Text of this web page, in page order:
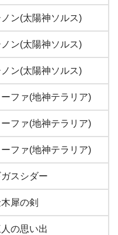
ノン(太陽神ソルス)
ノン(太陽神ソルス)
ノン(太陽神ソルス)
ーファ(地神テラリア)
ーファ(地神テラリア)
ーファ(地神テラリア)
スシダー
犀の剣
の思い出